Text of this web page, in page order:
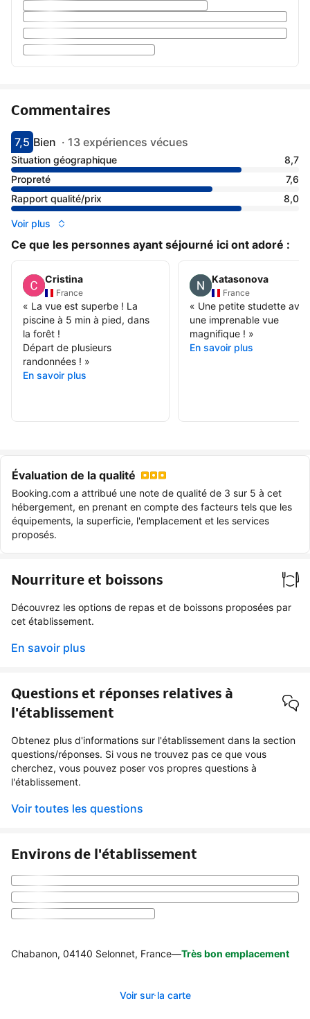
Commentaires
Avec une note de 7.5
7,5
bien Bien · 13 expériences vécues
Situation géographique
8,7
Propreté
7,6
Rapport qualité/prix
8,0
Voir plus
Ce que les personnes ayant séjourné ici ont adoré :
Cristina
France
« La vue est superbe ! La
piscine à 5 min à pied, dans
la forêt !
Départ de plusieurs
randonnées ! »
En savoir plus
Katasonova
France
« Une petite studette avec
une imprenable vue
magnifique ! »
En savoir plus
Évaluation de la qualité
Booking.com a attribué une note de qualité de 3 sur 5 à cet
hébergement, en prenant en compte des facteurs tels que les
équipements, la superficie, l'emplacement et les services
proposés.
Nourriture et boissons
Découvrez les options de repas et de boissons proposées par
cet établissement.
En savoir plus
Questions et réponses relatives à
l'établissement
Obtenez plus d'informations sur l'établissement dans la section
questions/réponses. Si vous ne trouvez pas ce que vous
cherchez, vous pouvez poser vos propres questions à
l'établissement.
Voir toutes les questions
Environs de l'établissement
Chabanon, 04140 Selonnet, France—Très bon emplacement
Voir sur la carte